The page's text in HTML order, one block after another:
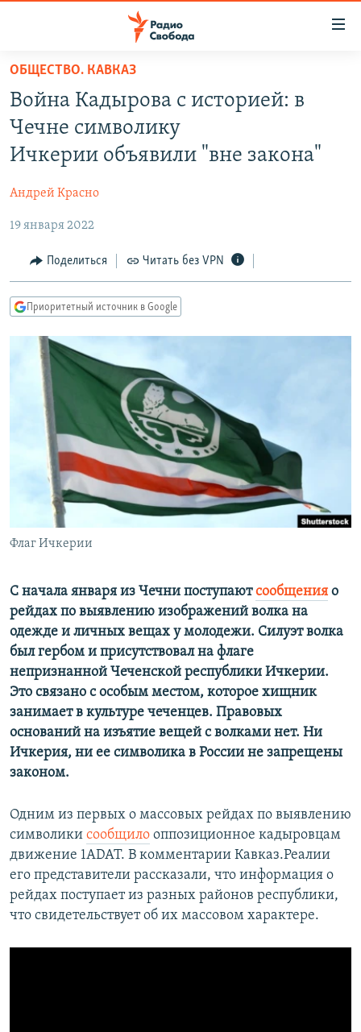
упрощенного
доступа
Вернуться
основному
Вернутся
навигации
Вернутся
поиску
АВТОРСКИЕ ПРОЕКТЫ
МНЕНИЯ
КУЛЬТУРА
IDEL.РЕАЛИИ
СЕВЕР.РЕАЛИИ
СИБИРЬ.РЕАЛИИ
РАСПИСАНИЕ ВЕЩАНИЯ
ПОДПИШИТЕСЬ НА РАССЫЛКУ
СОЦИАЛЬНЫЕ СЕТИ
ОБЩЕСТВО. КАВКАЗ
Война Кадырова с историей: в
Чечне символику
Ичкерии объявили "вне закона"
Андрей Красно
19 января 2022
Поделиться Читать без VPN
Приоритетный источник в Google
Флаг Ичкерии
С начала января из Чечни поступаютсообщения о
рейдах по выявлению изображений волка на
одежде и личных вещах у молодежи. Силуэт волка
был гербом и присутствовал на флаге
непризнанной Чеченской республики Ичкерии.
Это связано с особым местом, которое хищник
занимает в культуре чеченцев. Правовых
оснований на изъятие вещей с волками нет. Ни
Ичкерия, ни ее символика в России не запрещены
законом.
Одним из первых о массовых рейдах по выявлению
символики сообщило оппозиционное кадыровцам
движение 1ADAT. В комментарии Кавказ.Реалии
его представители рассказали, что информация о
рейдах поступает из разных районов республики,
что свидетельствует об их массовом характере.